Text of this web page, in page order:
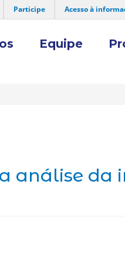
Participe Acesso à
Equipe
análise da